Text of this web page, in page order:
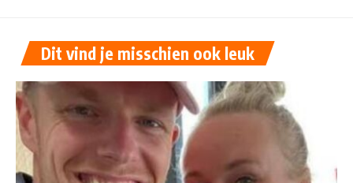
Dit vind je misschien ook leuk